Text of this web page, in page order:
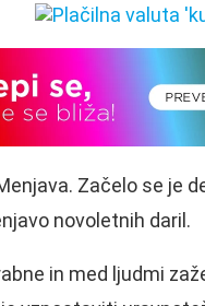
Začelo se je
novoletnih daril.
in med ljudmi